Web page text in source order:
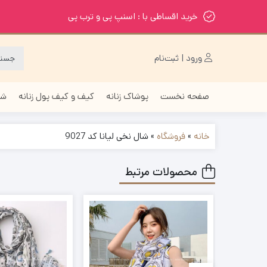
خرید اقساطی با : اسنپ پی و ترب پی
ورود | ثبت‌نام
صفحه نخست پوشاک زنانه کیف و کیف پول زنانه
خانه »فروشگاه »شال نخی لیانا کد 9027
محصولات مرتبط